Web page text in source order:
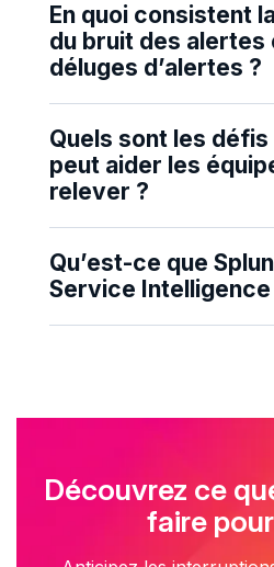
En quoi consistent
du bruit des alertes
déluges d’alertes ?
Quels sont les défis
peut aider les
relever ?
Qu’est-ce que
Service Intelligence
Découvrez ce
faire